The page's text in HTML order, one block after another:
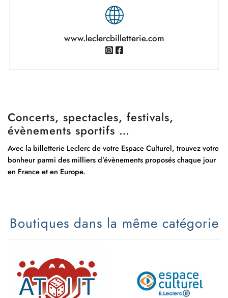
www.leclercbilletterie.com
Concerts, spectacles, festivals,
évènements sportifs …
Avec la billetterie Leclerc de votre Espace Culturel, trouvez votre
bonheur parmi des milliers d’évènements proposés chaque jour
en France et en Europe.
Boutiques dans la même catégorie